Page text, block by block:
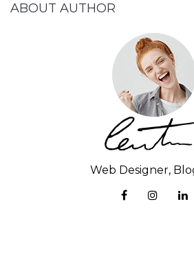
ABOUT AUTHOR
Web Designer,